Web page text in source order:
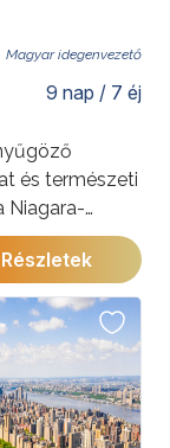
Magyar idegenvezető
9 nap / 7 éj
és természeti
Niagara-
emlékei
a
tárja
Részletek